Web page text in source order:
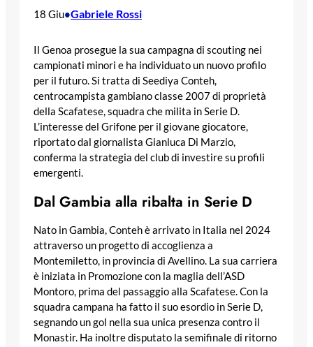
18 Giu•Gabriele Rossi
Il Genoa prosegue la sua campagna di scouting nei
campionati minori e ha individuato un nuovo profilo
per il futuro. Si tratta di Seediya Conteh,
centrocampista gambiano classe 2007 di proprietà
della Scafatese, squadra che milita in Serie D.
L’interesse del Grifone per il giovane giocatore,
riportato dal giornalista Gianluca Di Marzio,
conferma la strategia del club di investire su profili
emergenti.
Dal Gambia alla ribalta in Serie D
Nato in Gambia, Conteh è arrivato in Italia nel 2024
attraverso un progetto di accoglienza a
Montemiletto, in provincia di Avellino. La sua carriera
è iniziata in Promozione con la maglia dell’ASD
Montoro, prima del passaggio alla Scafatese. Con la
squadra campana ha fatto il suo esordio in Serie D,
segnando un gol nella sua unica presenza contro il
Monastir. Ha inoltre disputato la semifinale di ritorno